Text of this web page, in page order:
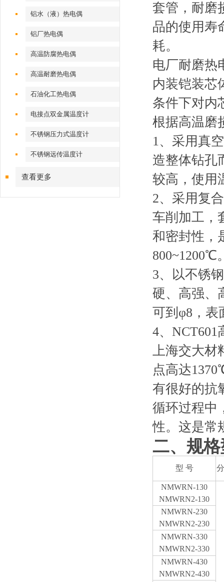
铝水（液）热电偶
铝厂热电偶
高温防腐热电偶
高温耐磨热电偶
石油化工热电偶
电接点双金属温度计
不锈钢压力式温度计
不锈钢远传温度计
查看更多
套管，耐磨
品的使用寿
耗。
电厂耐磨热
内装铠装芯
条件下对内
根据高温磨
1、采用真
造整体钻孔
较高，使用
2、采用复
车削加工，
和密封性，
800~1200℃
3、以不锈
硬、高强、
可到φ8，表
4、
上海交大材
点高达
有很好的抗
循环过程中
性。这是常
二、规
型 号
NMWRN-130
NMWRN2-130
NMWRN-230
NMWRN2-230
NMWRN-330
NMWRN2-330
NMWRN-430
NMWRN2-430